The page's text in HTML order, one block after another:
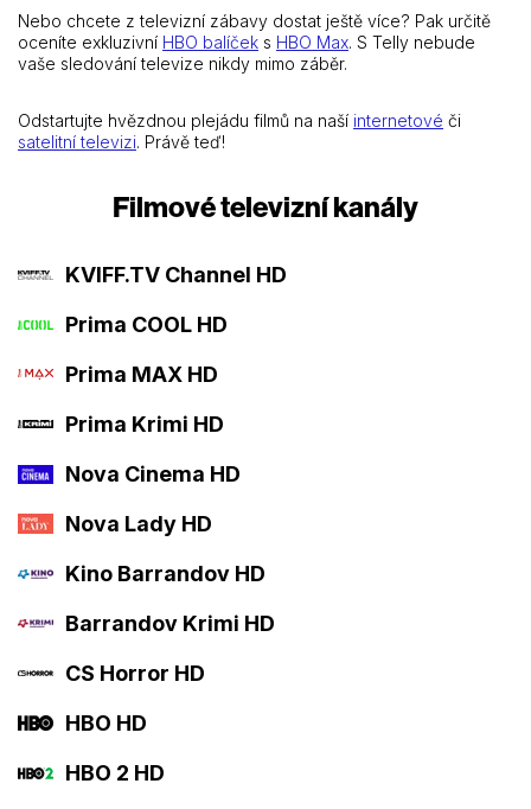
Nebo chcete z televizní zábavy dostat ještě více? Pak určitě
oceníte exkluzivní HBO balíček s HBO Max. S Telly nebude
vaše sledování televize nikdy mimo záběr.
Odstartujte hvězdnou plejádu filmů na naší internetové či
satelitní televizi. Právě teď!
Filmové televizní kanály
KVIFF.TV Channel HD
Prima COOL HD
Prima MAX HD
Prima Krimi HD
Nova Cinema HD
Nova Lady HD
Kino Barrandov HD
Barrandov Krimi HD
CS Horror HD
HBO HD
HBO 2 HD